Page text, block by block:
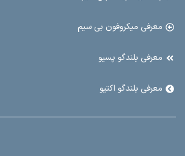
معرفی میکروفون بی سیم
معرفی بلندگو پسیو
معرفی بلندگو اکتیو